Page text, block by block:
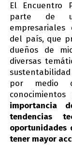
El Encuentro
parte de
empresariales
del país, que
dueños de
diversas
sustentabilidad
por medio
importancia
tendencias
oportunidades
tener mayor